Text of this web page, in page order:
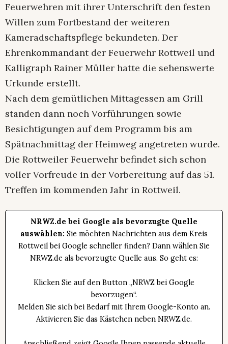
Feuerwehren mit ihrer Unterschrift den festen
Willen zum Fortbestand der weiteren
Kameradschaftspflege bekundeten. Der
Ehrenkommandant der Feuerwehr Rottweil und
Kalligraph Rainer Müller hatte die sehenswerte
Urkunde erstellt.
Nach dem gemütlichen Mittagessen am Grill
standen dann noch Vorführungen sowie
Besichtigungen auf dem Programm bis am
Spätnachmittag der Heimweg angetreten wurde.
Die Rottweiler Feuerwehr befindet sich schon
voller Vorfreude in der Vorbereitung auf das 51.
Treffen im kommenden Jahr in Rottweil.
NRWZ.de bei Google als bevorzugte Quelle
auswählen: Sie möchten Nachrichten aus dem Kreis
Rottweil bei Google schneller finden? Dann wählen Sie
NRWZ.de als bevorzugte Quelle aus. So geht es:
Klicken Sie auf den Button „NRWZ bei Google
bevorzugen“.
Melden Sie sich bei Bedarf mit Ihrem Google-Konto an.
Aktivieren Sie das Kästchen neben NRWZ.de.